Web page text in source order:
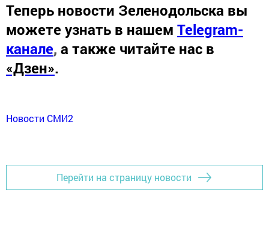
Теперь новости Зеленодольска вы
можете узнать в нашем Telegram-
канале, а также читайте нас в
«Дзен».
Новости СМИ2
Перейти на страницу новости